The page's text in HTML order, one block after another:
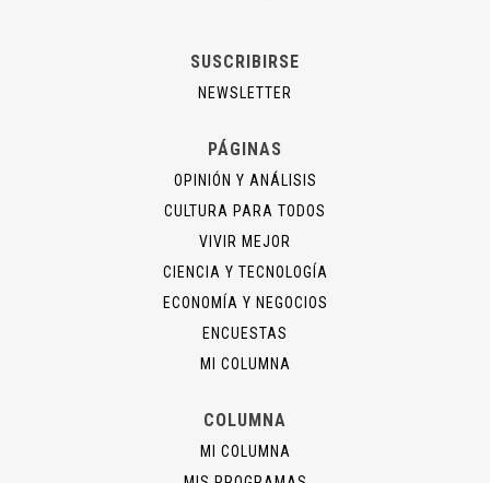
SUSCRIBIRSE
NEWSLETTER
PÁGINAS
OPINIÓN Y ANÁLISIS
CULTURA PARA TODOS
VIVIR MEJOR
CIENCIA Y TECNOLOGÍA
ECONOMÍA Y NEGOCIOS
ENCUESTAS
MI COLUMNA
COLUMNA
MI COLUMNA